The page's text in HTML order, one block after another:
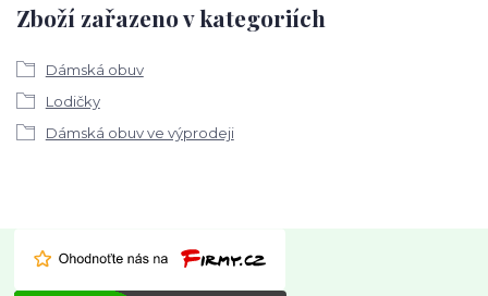
Zboží zařazeno v kategoriích
Dámská obuv
Lodičky
Dámská obuv ve výprodeji